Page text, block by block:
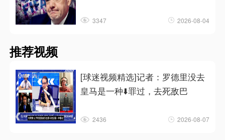
3347 2026-08-04
推荐视频
[球迷视频精选]记者：罗德里没去
皇马是一种⬇️罪过，去死敌巴
2436 2026-08-07